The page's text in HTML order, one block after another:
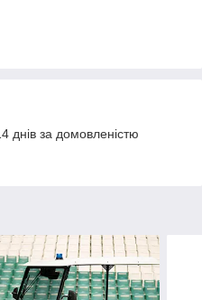
днів за домовленістю